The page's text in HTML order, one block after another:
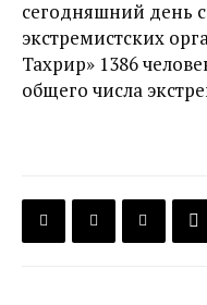
сегодняшний день
экстремистских
Тахрир» 1386
общего числа